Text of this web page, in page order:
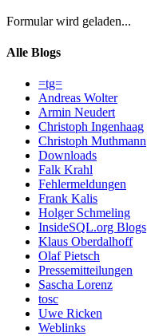
Formular wird geladen...
Alle Blogs
=tg=
Andreas Wolter
Armin Neudert
Christoph Ingenhaag
Christoph Muthmann
Downloads
Falk Krahl
Fehlermeldungen
Frank Kalis
Holger Schmeling
InsideSQL.org Blogs
Klaus Oberdalhoff
Olaf Pietsch
Pressemitteilungen
Sascha Lorenz
tosc
Uwe Ricken
Weblinks